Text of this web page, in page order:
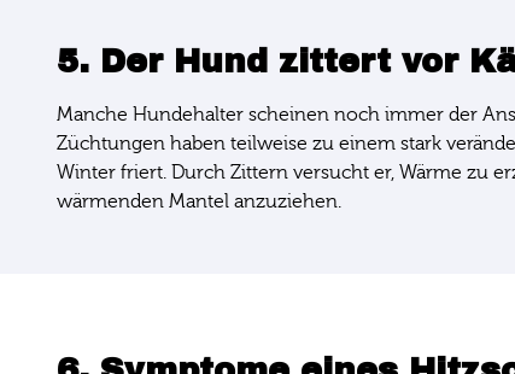
5. Der Hund zittert vor
Manche Hundehalter scheinen noch immer der
Züchtungen haben teilweise zu einem stark
Winter friert. Durch Zittern versucht er, Wärme zu
wärmenden Mantel anzuziehen.